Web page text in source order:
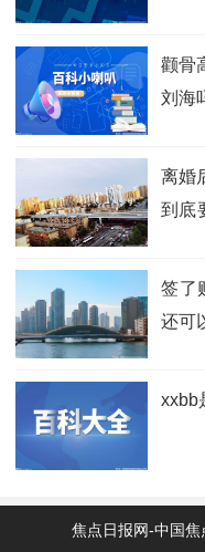
颧骨
刘海
离婚
到底
签了
还可
xxbb
焦点日报网-中国